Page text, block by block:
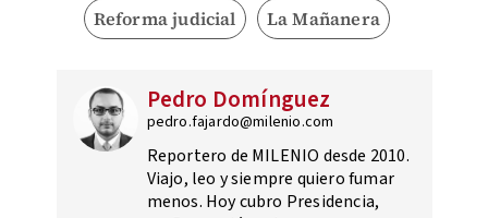
Reforma judicial La Mañanera
Pedro Domínguez
pedro.fajardo@milenio.com
Reportero de MILENIO desde 2010.
Viajo, leo y siempre quiero fumar
menos. Hoy cubro Presidencia,